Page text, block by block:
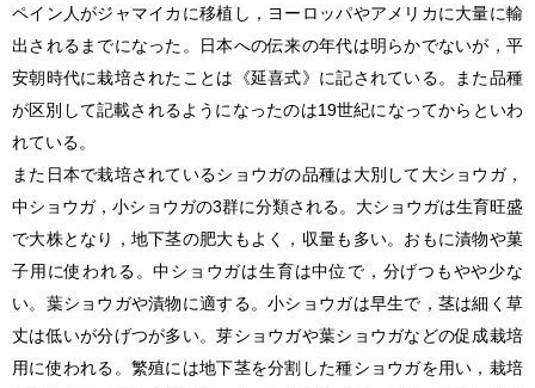
ペイン人がジャマイカに移植し，ヨーロッパやアメリカに大量に輸
出されるまでになった。日本への伝来の年代は明らかでないが，平
安朝時代に栽培されたことは《延喜式》に記されている。また品種
が区別して記載されるようになったのは19世紀になってからといわ
れている。
また日本で栽培されているショウガの品種は大別して大ショウガ，
中ショウガ，小ショウガの3群に分類される。大ショウガは生育旺盛
で大株となり，地下茎の肥大もよく，収量も多い。おもに漬物や菓
子用に使われる。中ショウガは生育は中位で，分げつもやや少な
い。葉ショウガや漬物に適する。小ショウガは早生で，茎は細く草
丈は低いが分げつが多い。芽ショウガや葉ショウガなどの促成栽培
用に使われる。繁殖には地下茎を分割した種ショウガを用い，栽培